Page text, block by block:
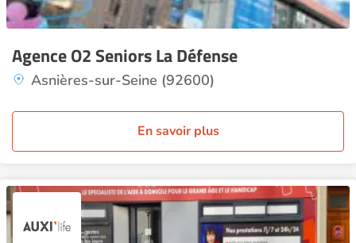
Agence O2 Seniors La Défense
Asnières-sur-Seine (92600)
En savoir plus